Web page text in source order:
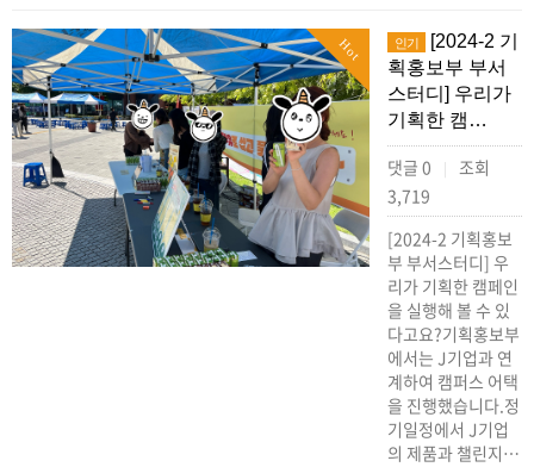
Hot 인기
[2024-2 기
획홍보부 부서
스터디] 우리가
기획한 캠…
댓글 0 |
조회
3,719
[2024-2 기획홍보
부 부서스터디] 우
리가 기획한 캠페인
을 실행해 볼 수 있
다고요?기획홍보부
에서는 J기업과 연
계하여 캠퍼스 어택
을 진행했습니다.정
기일정에서 J기업
의 제품과 챌린지…